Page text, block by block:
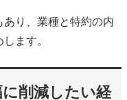
り、業種と特約の内
ます。
削減したい経